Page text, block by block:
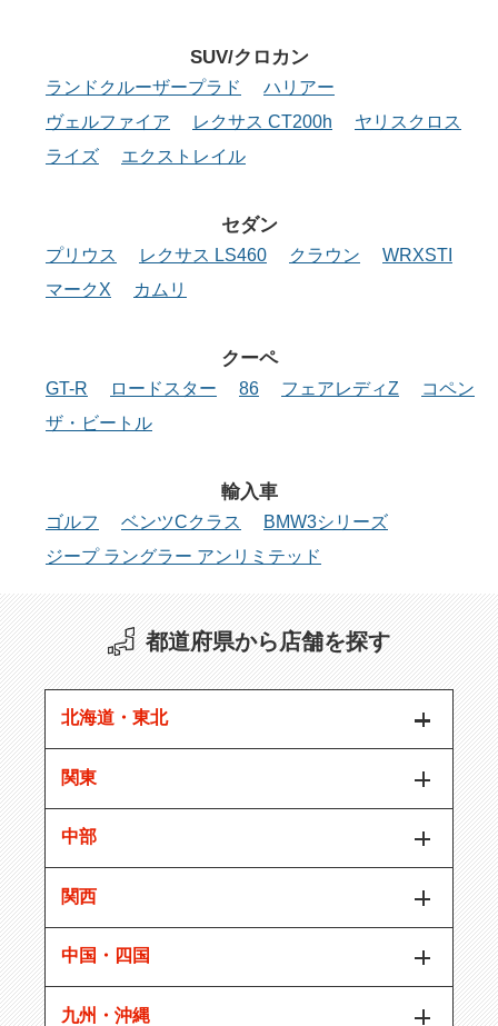
SUV/クロカン
ランドクルーザープラド
ハリアー
ヴェルファイア
レクサス CT200h
ヤリスクロス
ライズ
エクストレイル
セダン
プリウス レクサス LS460 クラウン
WRXSTI
マークX
カムリ
クーペ
GT-R ロードスター 86 フェアレディZ
コペン
ザ・ビートル
輸入車
ゴルフ ベンツCクラス
BMW3シリーズ
ジープ ラングラー アンリミテッド
都道府県から店舗を探す
北海道・東北
関東
中部
関西
中国・四国
九州・沖縄